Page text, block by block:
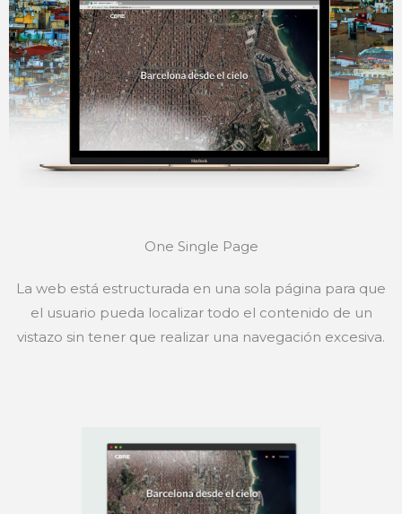
One Single Page
La web está estructurada en una sola página para que
el usuario pueda localizar todo el contenido de un
vistazo sin tener que realizar una navegación excesiva.